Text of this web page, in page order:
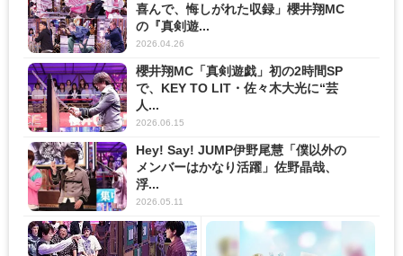
喜んで、悔しがれた収録」櫻井翔MC
の『真剣遊...
2026.04.26
櫻井翔MC「真剣遊戯」初の2時間SP
で、KEY TO LIT・佐々木大光に“芸
人...
2026.06.15
Hey! Say! JUMP伊野尾慧「僕以外の
メンバーはかなり活躍」佐野晶哉、
浮...
2026.05.11